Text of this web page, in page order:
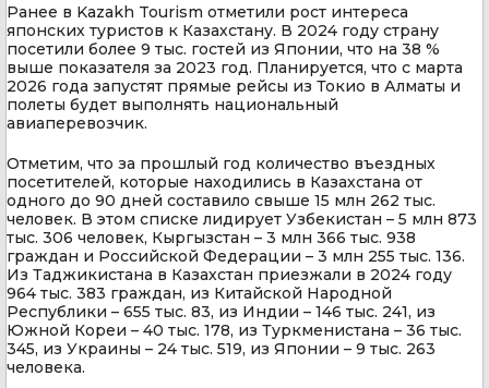
Ранее в Kazakh Tourism отметили рост интереса
японских туристов к Казахстану. В 2024 году страну
посетили более 9 тыс. гостей из Японии, что на 38 %
выше показателя за 2023 год. Планируется, что с марта
2026 года запустят прямые рейсы из Токио в Алматы и
полеты будет выполнять национальный
авиаперевозчик.
Отметим, что за прошлый год количество въездных
посетителей, которые находились в Казахстана от
одного до 90 дней составило свыше 15 млн 262 тыс.
человек. В этом списке лидирует Узбекистан – 5 млн 873
тыс. 306 человек, Кыргызстан – 3 млн 366 тыс. 938
граждан и Российской Федерации – 3 млн 255 тыс. 136.
Из Таджикистана в Казахстан приезжали в 2024 году
964 тыс. 383 граждан, из Китайской Народной
Республики – 655 тыс. 83, из Индии – 146 тыс. 241, из
Южной Кореи – 40 тыс. 178, из Туркменистана – 36 тыс.
345, из Украины – 24 тыс. 519, из Японии – 9 тыс. 263
человека.